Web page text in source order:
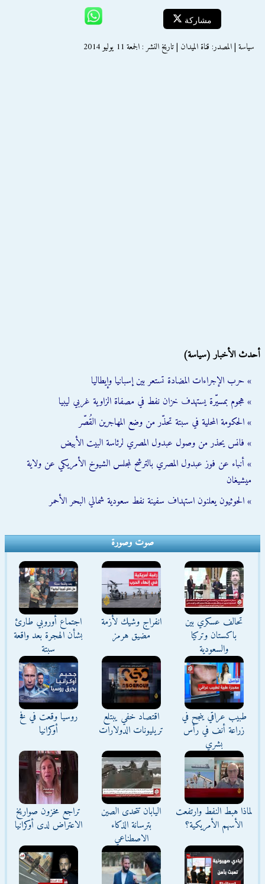
مشاركة
سياسة | المصدر: قناة الميدان | تاريخ النشر : الجمعة 11 يوليو 2014
أحدث الأخبار (سياسة)
» حرب الإجراءات المضادة تستعر بين إسبانيا وإيطاليا
» هجوم بمسيّرة يستهدف خزان نفط في مصفاة الزاوية غربي ليبيا
» الحكومة المحلية في سبتة تحذّر من وضع المهاجرين القُصّر
» فانس يحذر من وصول عبدول المصري لرئاسة البيت الأبيض
» أنباء عن فوز عبدول المصري بالترشح لمجلس الشيوخ الأمريكي عن ولاية
ميشيغان
» الحوثيون يعلنون استهداف سفينة نفط سعودية شمالي البحر الأحمر
صوت وصورة
تحالف عسكري بين
باكستان وتركيا
والسعودية
انفراج وشيك لأزمة
مضيق هرمز
اجتماع أوروبي طارئ
بشأن الهجرة بعد واقعة
سبتة
طبيب عراقي ينجح في
زراعة أنف في رأس
بشري
اقتصاد خفي يبتلع
تريليونات الدولارات
روسيا وقعت في فخ
أوكرانيا
لماذا هبط النفط وارتفعت
الأسهم الأمريكية؟
اليابان تتحدى الصين
بترسانة الذكاء
الاصطناعي
تراجع مخزون صواريخ
الاعتراض لدى أوكرانيا